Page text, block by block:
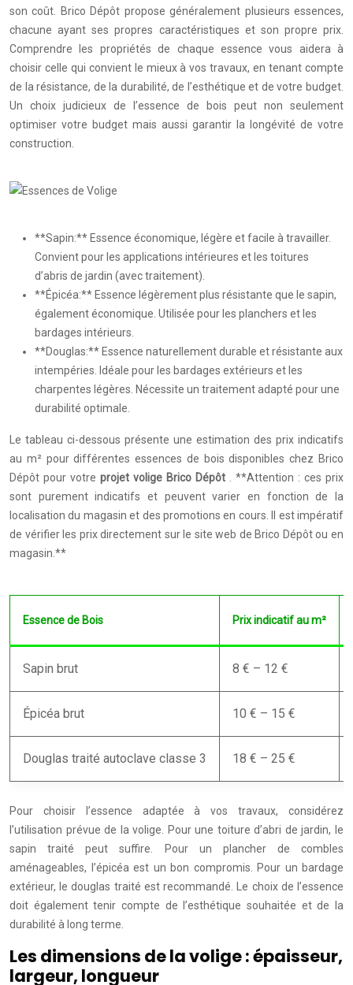
son coût. Brico Dépôt propose généralement plusieurs essences,
chacune ayant ses propres caractéristiques et son propre prix.
Comprendre les propriétés de chaque essence vous aidera à
choisir celle qui convient le mieux à vos travaux, en tenant compte
de la résistance, de la durabilité, de l’esthétique et de votre budget.
Un choix judicieux de l’essence de bois peut non seulement
optimiser votre budget mais aussi garantir la longévité de votre
construction.
**Sapin:** Essence économique, légère et facile à travailler.
Convient pour les applications intérieures et les toitures
d’abris de jardin (avec traitement).
**Épicéa:** Essence légèrement plus résistante que le sapin,
également économique. Utilisée pour les planchers et les
bardages intérieurs.
**Douglas:** Essence naturellement durable et résistante aux
intempéries. Idéale pour les bardages extérieurs et les
charpentes légères. Nécessite un traitement adapté pour une
durabilité optimale.
Le tableau ci-dessous présente une estimation des prix indicatifs
au m² pour différentes essences de bois disponibles chez Brico
Dépôt pour votre projet volige Brico Dépôt
. **Attention : ces prix
sont purement indicatifs et peuvent varier en fonction de la
localisation du magasin et des promotions en cours. Il est impératif
de vérifier les prix directement sur le site web de Brico Dépôt ou en
magasin.**
Essence de Bois Prix indicatif au m²
Sapin brut 8 € – 12 €
Épicéa brut 10 € – 15 €
Douglas traité autoclave classe 3 18 € – 25 €
Pour choisir l’essence adaptée à vos travaux, considérez
l’utilisation prévue de la volige. Pour une toiture d’abri de jardin, le
sapin traité peut suffire. Pour un plancher de combles
aménageables, l’épicéa est un bon compromis. Pour un bardage
extérieur, le douglas traité est recommandé. Le choix de l’essence
doit également tenir compte de l’esthétique souhaitée et de la
durabilité à long terme.
Les dimensions de la volige : épaisseur,
largeur, longueur